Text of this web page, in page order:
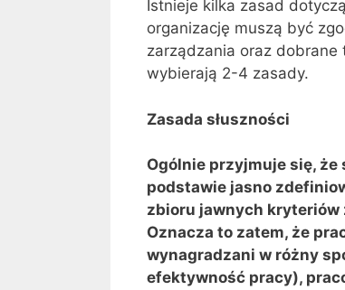
Istnieje kilka zasad
organizację muszą być
zarządzania oraz dobrane
wybierają 2-4 zasady.
Zasada słuszności
Ogólnie przyjmuje się,
podstawie jasno
zbioru jawnych kryteriów
Oznacza to zatem, że
wynagradzani w różny
efektywność pracy),